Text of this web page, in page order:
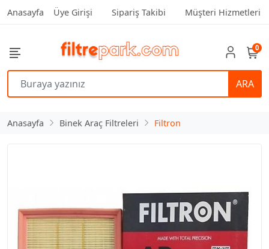
Anasayfa Üye Girişi Sipariş Takibi Müşteri Hizmetleri
ARA
0
Anasayfa Binek Araç Filtreleri Filtron